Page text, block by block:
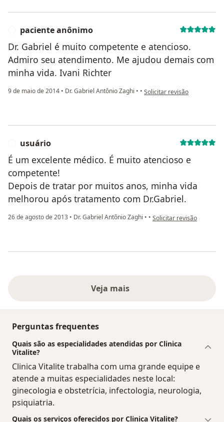
paciente anônimo
Dr. Gabriel é muito competente e atencioso.
Admiro seu atendimento. Me ajudou demais com
minha vida. Ivani Richter
9 de maio de 2014 • Dr. Gabriel Antônio Zaghi • • na opinião do utilizador
Solicitar revisão
usuário
É um excelente médico. É muito atencioso e
competente!
Depois de tratar por muitos anos, minha vida
melhorou após tratamento com Dr.Gabriel.
26 de agosto de 2013 • Dr. Gabriel Antônio Zaghi • • na opinião do utilizador
Solicitar revisão
Veja mais
Perguntas frequentes
Quais são as especialidades atendidas por Clinica
Vitalite?
Clinica Vitalite trabalha com uma grande equipe e
atende a muitas especialidades neste local:
ginecologia e obstetrícia, infectologia, neurologia,
psiquiatria.
Quais os serviços oferecidos por Clinica Vitalite?